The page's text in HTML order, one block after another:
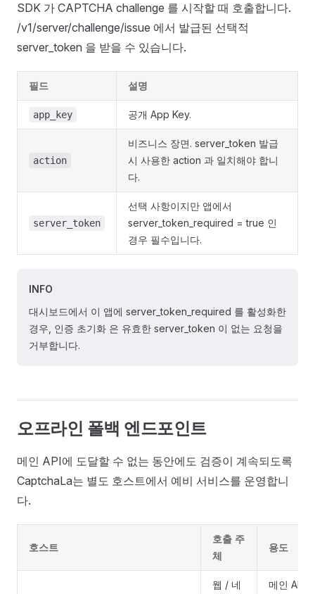
SDK 가 CAPTCHA challenge 를 시작할 때 호출합니다.
/v1/server/challenge/issue 에서 발급된 선택적
server_token 을 받을 수 있습니다.
필드 설명
app_key 공개 App Key.
action
비즈니스 장면. server_token 발급
시 사용한 action 과 일치해야 합니
다.
server_token
선택 사항이지만 앱에서
server_token_required = true 인
경우 필수입니다.
INFO
대시보드에서 이 앱에 server_token_required 를 활성화한
경우, 인증 초기화 은 유효한 server_token 이 없는 요청을
거부합니다.
오프라인 폴백 엔드포인트
메인 API에 도달할 수 없는 동안에도 검증이 계속되도록
CaptchaLa는 별도 호스트에서 예비 서비스를 운영합니
다.
호스트
호출 주
체
용도
웹 / 네 메인 API